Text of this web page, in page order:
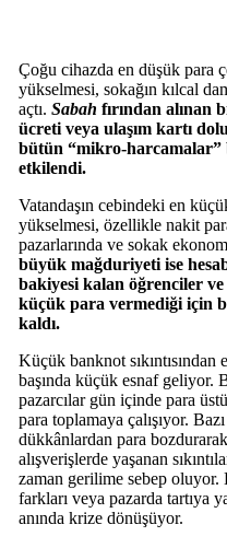
Çoğu cihazda en düşük para
yükselmesi, sokağın kılcal
açtı. Sabah fırından alınan
ücreti veya ulaşım kartı
bütün “mikro-
etkilendi.
Vatandaşın cebindeki en
yükselmesi, özellikle nakit
pazarlarında ve sokak
büyük mağduriyeti ise
bakiyesi kalan öğrenciler
küçük para vermediği için
kaldı.
Küçük banknot
başında küçük esnaf geliyor.
pazarcılar gün içinde para
para toplamaya çalışıyor.
dükkânlardan para
alışverişlerde yaşanan
zaman gerilime sebep oluyor.
farkları veya pazarda tartıya
anında krize dönüşüyor.